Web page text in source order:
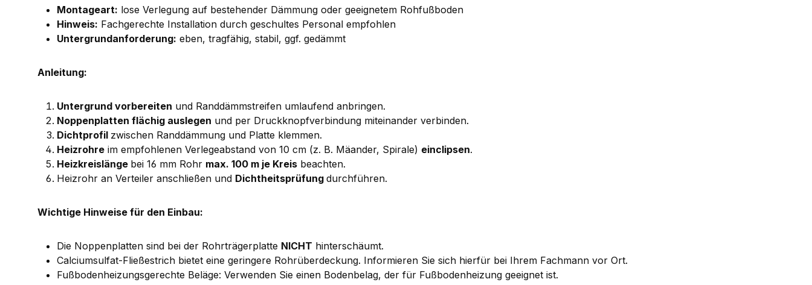
Montageart: lose Verlegung auf bestehender Dämmung oder geeignetem Rohfußboden
Hinweis: Fachgerechte Installation durch geschultes Personal empfohlen
Untergrundanforderung: eben, tragfähig, stabil, ggf. gedämmt
Anleitung:
Untergrund vorbereiten und Randdämmstreifen umlaufend anbringen.
Noppenplatten flächig auslegen und per Druckknopfverbindung miteinander verbinden.
Dichtprofil zwischen Randdämmung und Platte klemmen.
Heizrohre im empfohlenen Verlegeabstand von 10 cm (z. B. Mäander, Spirale) einclipsen.
Heizkreislänge bei 16 mm Rohr max. 100 m je Kreis beachten.
Heizrohr an Verteiler anschließen und Dichtheitsprüfung durchführen.
Wichtige Hinweise für den Einbau:
Die Noppenplatten sind bei der Rohrträgerplatte NICHT hinterschäumt.
Calciumsulfat-Fließestrich bietet eine geringere Rohrüberdeckung. Informieren Sie sich hierfür bei Ihrem Fachmann vor Ort.
Fußbodenheizungsgerechte Beläge: Verwenden Sie einen Bodenbelag, der für Fußbodenheizung geeignet ist.